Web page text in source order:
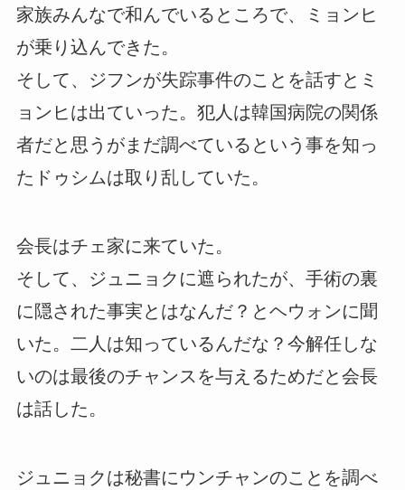
家族みんなで和んでいるところで、ミョンヒ
が乗り込んできた。
そして、ジフンが失踪事件のことを話すとミ
ョンヒは出ていった。犯人は韓国病院の関係
者だと思うがまだ調べているという事を知っ
たドゥシムは取り乱していた。
会長はチェ家に来ていた。
そして、ジュニョクに遮られたが、手術の裏
に隠された事実とはなんだ？とヘウォンに聞
いた。二人は知っているんだな？今解任しな
いのは最後のチャンスを与えるためだと会長
は話した。
ジュニョクは秘書にウンチャンのことを調べ